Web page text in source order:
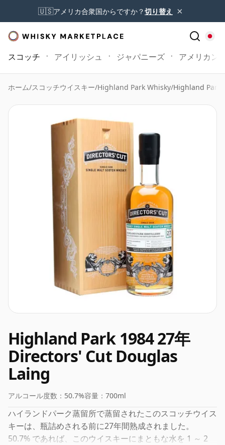
🇺🇸アメリカ合衆国からですか？切り替え ×
スコッチ アイリッシュ ジャパニーズ アメリカン
ホーム/スコッチウイスキー/Highland Park Whisky/Highland Park
Highland Park 1984 27年
Directors' Cut Douglas
Laing
アルコール度数： 50.7%容量： 700ml
ハイランドパーク蒸留所で蒸留されたこのスコッチウイス
キーは、瓶詰めされる前に27年間熟成されました。
50.7% であれば、このウイスキーにまともな水を 1 ～ 2